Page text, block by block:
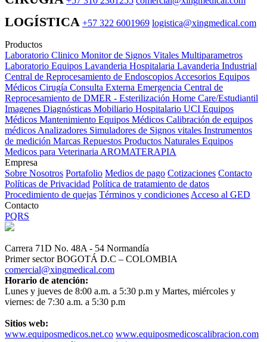
LOGÍSTICA +57 322 6001969 logistica@xingmedical.com
Productos
Laboratorio Clinico Monitor de Signos Vitales Multiparametros
Laboratorio Equipos Lavanderia Hospitalaria Lavanderia Industrial
Central de Reprocesamiento de Endoscopios Accesorios Equipos
Médicos Cirugía Consulta Externa Emergencia Central de
Reprocesamiento de DMER - Esterilización Home Care/Estudiantil
Imagenes Diagnósticas Mobiliario Hospitalario UCI Equipos
Médicos Mantenimiento Equipos Médicos Calibración de equipos
médicos Analizadores Simuladores de Signos vitales Instrumentos
de medición Marcas Repuestos Productos Naturales Equipos
Medicos para Veterinaria AROMATERAPIA
Empresa
Sobre Nosotros Portafolio Medios de pago Cotizaciones Contacto
Políticas de Privacidad Política de tratamiento de datos
Procedimiento de quejas Términos y condiciones Acceso al GED
Contacto
PQRS
Carrera 71D No. 48A - 54 Normandía
Primer sector BOGOTÁ D.C – COLOMBIA
comercial@xingmedical.com
Horario de atención:
Lunes y jueves de 8:00 a.m. a 5:30 p.m y Martes, miércoles y
viernes: de 7:30 a.m. a 5:30 p.m
Sitios web:
www.equiposmedicos.net.co www.equiposmedicoscalibracion.com